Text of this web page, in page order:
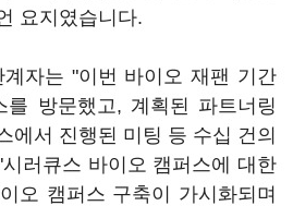
요지였습니다.
자는 "이번 바이오 재팬 기간
를 방문했고, 계획된 파트너링
에서 진행된 미팅 등 수십 건의
러큐스 바이오 캠퍼스에 대한
오 캠퍼스 구축이 가시화되며